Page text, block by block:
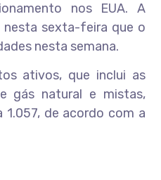
nos EUA. A
nesta sexta-feira que o
nesta semana.
ativos, que inclui as
gás natural e mistas,
1.057, de acordo com a